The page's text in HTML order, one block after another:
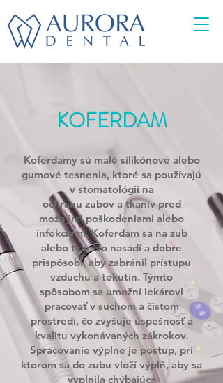
KOFERDAM
Koferdamy sú malé silikónové alebo
gumové tesnenia, ktoré sa používajú
v stomatológii na
ochranu zubov a tkanív pred
možnými poškodeniami alebo
infekciami. Koferdam sa na zub
alebo tkanivo nasadí a dobre
prispôsobí, aby zabránil prístupu
vzduchu a tekutín. Týmto
spôsobom sa umožní lekárovi
pracovať v suchom a čistom
prostredí, čo zvyšuje úspešnosť a
kvalitu vykonávaných zákrokov.
Spracovanie výplne je postup, pri
ktorom sa do zubu vloží výplň, aby sa
vyplnila chýbajúca